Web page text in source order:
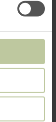
und